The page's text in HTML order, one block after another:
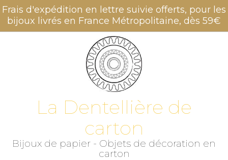
Frais d'expédition en lettre suivie offerts, pour les
bijoux livrés en France Métropolitaine, dès 59€
La Dentellière de
carton
Bijoux de papier - Objets de décoration en
carton